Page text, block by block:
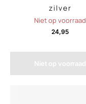
zilver
Niet op voorraad
24,95
Niet op voorraad